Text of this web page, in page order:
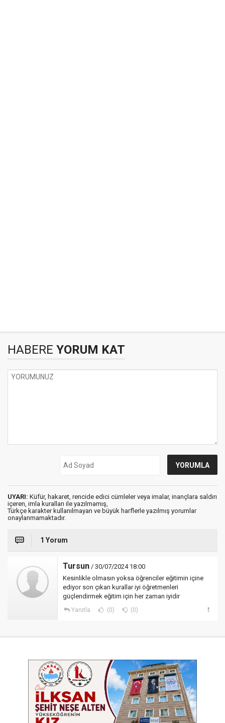
HABERE YORUM KAT
UYARI: Küfür, hakaret, rencide edici cümleler veya imalar, inançlara saldırı
içeren, imla kuralları ile yazılmamış,
Türkçe karakter kullanılmayan ve büyük harflerle yazılmış yorumlar
onaylanmamaktadır.
1 Yorum
Tursun / 30/07/2024 18:00
Kesinlikle olmasın yoksa öğrenciler eğitimin içine
ediyor son çıkan kurallar iyi öğretmenleri
güçlendirmek eğitim için her zaman iyidir
Yanıtla (0) (0)